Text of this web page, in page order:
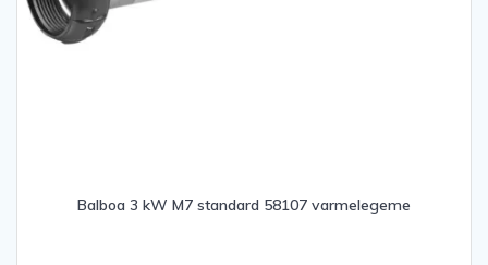
Balboa 3 kW M7 standard 58107 varmelegeme